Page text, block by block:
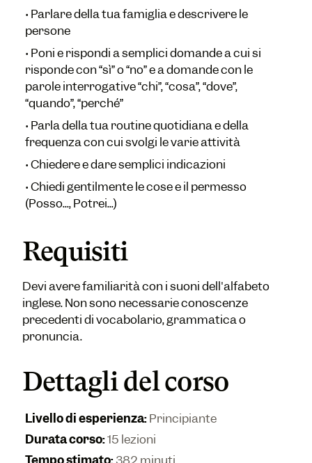
• Parlare della tua famiglia e descrivere le
persone
• Poni e rispondi a semplici domande a cui si
risponde con “sì” o “no” e a domande con le
parole interrogative “chi”, “cosa”, “dove”,
“quando”, “perché”
• Parla della tua routine quotidiana e della
frequenza con cui svolgi le varie attività
•Chiedere e dare semplici indicazioni
•Chiedi gentilmente le cose e il permesso
(Posso..., Potrei...)
Requisiti
Devi avere familiarità con i suoni dell'alfabeto
inglese. Non sono necessarie conoscenze
precedenti di vocabolario, grammatica o
pronuncia.
Dettagli del corso
Livello di esperienza:Principiante
Durata corso:15 lezioni
Tempo stimato:382 minuti